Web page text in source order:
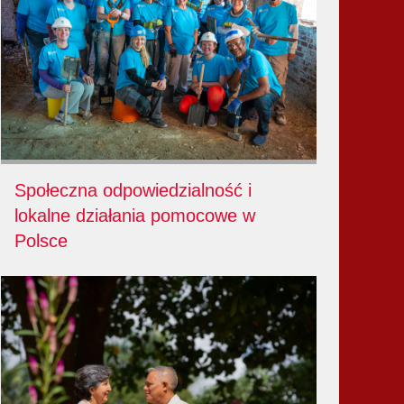
Społeczna odpowiedzialność i
lokalne działania pomocowe w
Polsce